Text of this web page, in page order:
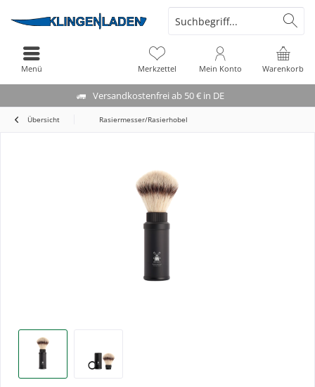
Versandkostenfrei ab 50 € in DE
Warenkorb
Merkzettel Mein Konto
Menü
Übersicht Rasiermesser/Rasierhobel